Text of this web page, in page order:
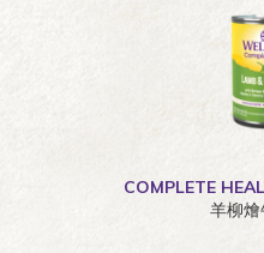
COMPLETE
羊柳